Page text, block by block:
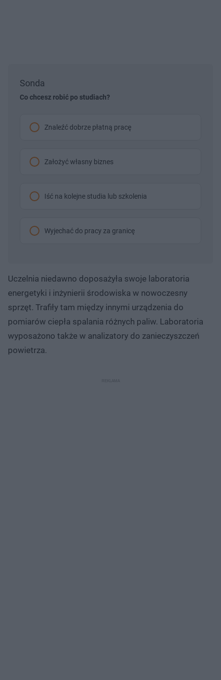
Sonda
Co chcesz robić po studiach?
Znaleźć dobrze płatną pracę
Założyć własny biznes
Iść na kolejne studia lub szkolenia
Wyjechać do pracy za granicę
Uczelnia niedawno doposażyła swoje laboratoria
energetyki i inżynierii środowiska w nowoczesny
sprzęt. Trafiły tam między innymi urządzenia do
pomiarów ciepła spalania różnych paliw. Laboratoria
wyposażono także w analizatory do zanieczyszczeń
powietrza.